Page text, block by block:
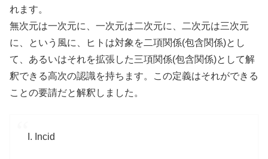
れます。
無次元は一次元に、一次元は二次元に、二次元は三次元
に、という風に、ヒトは対象を二項関係(包含関係)とし
て、あるいはそれを拡張した三項関係(包含関係)として解
釈できる高次の認識を持ちます。この定義はそれができる
ことの要請だと解釈しました。
I. Incid